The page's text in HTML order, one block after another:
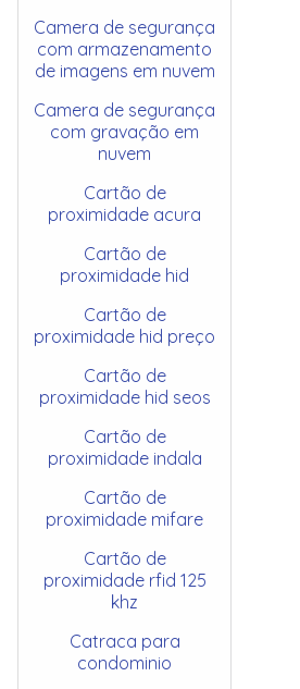
Camera de segurança
com armazenamento
de imagens em nuvem
Camera de segurança
com gravação em
nuvem
Cartão de
proximidade acura
Cartão de
proximidade hid
Cartão de
proximidade hid preço
Cartão de
proximidade hid seos
Cartão de
proximidade indala
Cartão de
proximidade mifare
Cartão de
proximidade rfid 125
khz
Catraca para
condominio